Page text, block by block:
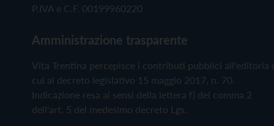
P.IVA e C.F. 00199960220
Amministrazione trasparente
Vita Trentina percepisce i contributi pubblici all'editoria
cui al decreto legislativo 15 maggio 2017, n. 70.
Indicazione resa ai sensi della lettera f) del comma 2
dell'art. 5 del medesimo decreto Lgs.